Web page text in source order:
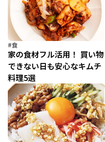
#食
家の食材フル活用！ 買い物
できない日も安心なキムチ
料理5選